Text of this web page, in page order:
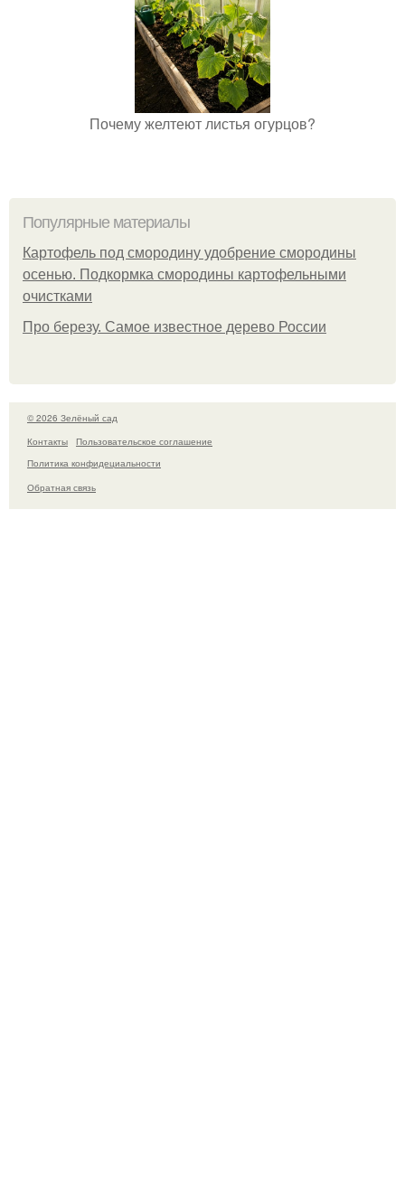
Почему желтеют листья огурцов?
Популярные материалы
Картофель под смородину удобрение смородины
осенью. Подкормка смородины картофельными
очистками
Про березу. Самое известное дерево России
© 2026 Зелёный сад
Контакты
Пользовательское соглашение
Политика конфидециальности
Обратная связь